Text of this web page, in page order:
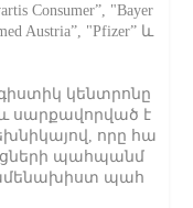
Consumer”, "Bayer
Austria”, "Pfizer” և
կենտրոնը
սարքավորված է
որը հա
պահպանմ
պահ